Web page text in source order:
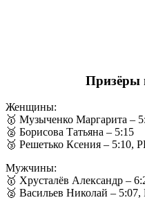
Призёры
Женщины:
🥇 Музыченко Маргарита –
🥈 Борисова Татьяна – 5:15
🥉 Решетько Ксения – 5:10,
Мужчины:
🥇 Хрусталёв Александр –
🥈 Васильев Николай – 5:07,